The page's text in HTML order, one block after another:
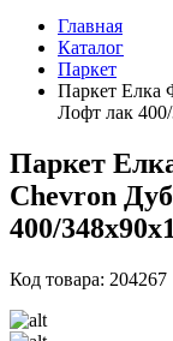
Главная
Каталог
Паркет
Паркет Елка
Лофт лак
Паркет
Chevron
400/
Код товара: 204267